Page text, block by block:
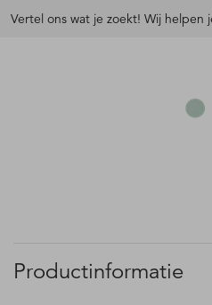
Vertel ons wat je zoekt! Wij
Productinformatie